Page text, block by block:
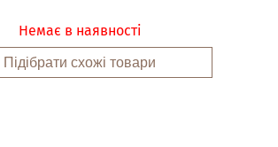
Немає в наявності
Підібрати схожі товари